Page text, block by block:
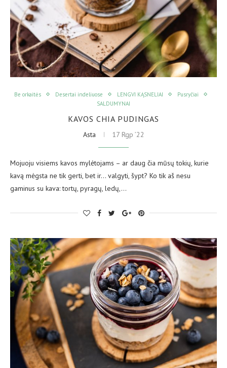
Be orkaitės Desertai indeliuose LENGVI KĄSNELIAI
Pusryčiai
SALDUMYNAI
KAVOS CHIA PUDINGAS
Asta 17 Rgp ’22
Mojuoju visiems kavos mylėtojams – ar daug čia mūsų tokių, kurie
kavą mėgsta ne tik gerti, bet ir… valgyti, šypt? Ko tik aš nesu
gaminus su kava: tortų, pyragų, ledų,…